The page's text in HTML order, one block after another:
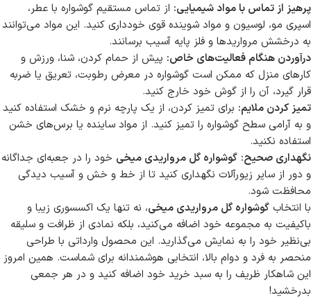
پرهیز از تماس با مواد شیمیایی: از تماس مستقیم گوشواره با عطر،
اسپری مو، لوسیون و مواد شوینده قوی خودداری کنید. این مواد می‌توانند
به درخشش مرواریدها و فلز پایه آسیب برسانند.
درآوردن هنگام فعالیت‌های خاص: پیش از حمام کردن، شنا، ورزش و
کارهای منزل که ممکن است گوشواره در معرض رطوبت، تعریق یا ضربه
قرار گیرد، آن را از گوش خود خارج کنید.
تمیز کردن ملایم: برای تمیز کردن، از یک پارچه نرم و خشک استفاده کنید
و به آرامی سطح گوشواره را تمیز کنید. از مواد ساینده یا برس‌های خشن
استفاده نکنید.
نگهداری صحیح: گوشواره گل مرواریدی میخی خود را در جعبه‌ای جداگانه
و دور از سایر زیورآلات نگهداری کنید تا از خط و خش و آسیب دیدگی
محافظت شود.
با انتخاب گوشواره گل مرواریدی میخی، نه تنها یک اکسسوری زیبا و
باکیفیت به مجموعه خود اضافه می‌کنید، بلکه نمادی از ظرافت و سلیقه
بی‌نظیر خود را به نمایش می‌گذارید. این محصول وارداتی با طراحی
منحصر به فرد و دوام بالا، انتخابی هوشمندانه برای شماست. همین امروز
این شاهکار ظریف را به سبد خرید خود اضافه کنید و در هر جمعی
بدرخشید!